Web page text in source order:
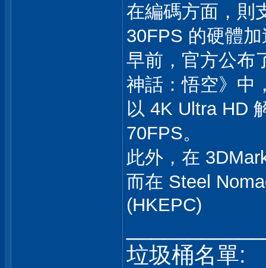
在編碼方面，則
30FPS 的硬體
早前，官方公布
神話：悟空》中
以 4K Ultra HD
70FPS。
此外，在
而在 Steel
(HKEPC)
垃圾桶名單: